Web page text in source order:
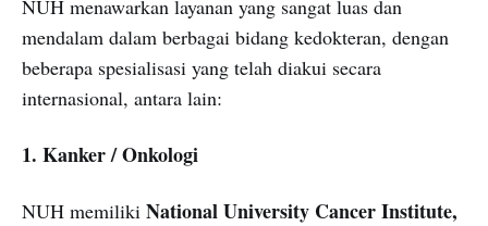
NUH menawarkan layanan yang sangat luas dan
mendalam dalam berbagai bidang kedokteran, dengan
beberapa spesialisasi yang telah diakui secara
internasional, antara lain:
1. Kanker / Onkologi
NUH memiliki National University Cancer Institute,